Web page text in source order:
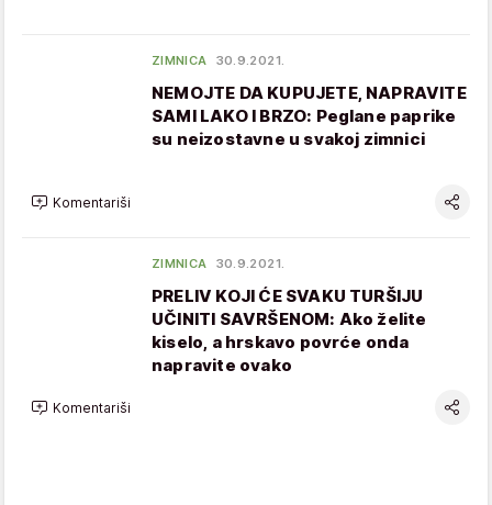
ZIMNICA 30.9.2021.
NEMOJTE DA KUPUJETE, NAPRAVITE
SAMI LAKO I BRZO: Peglane paprike
su neizostavne u svakoj zimnici
Komentariši
ZIMNICA 30.9.2021.
PRELIV KOJI ĆE SVAKU TURŠIJU
UČINITI SAVRŠENOM: Ako želite
kiselo, a hrskavo povrće onda
napravite ovako
Komentariši